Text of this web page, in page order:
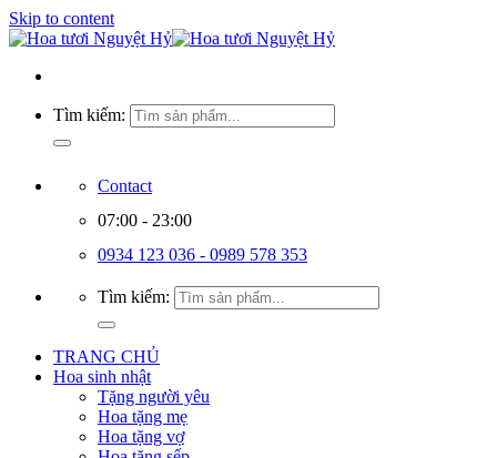
Skip to content
Tìm kiếm:
Contact
07:00 - 23:00
0934 123 036 - 0989 578 353
Tìm kiếm:
TRANG CHỦ
Hoa sinh nhật
Tặng người yêu
Hoa tặng mẹ
Hoa tặng vợ